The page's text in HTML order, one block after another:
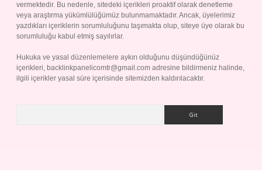
vermektedir. Bu nedenle, sitedeki içerikleri proaktif olarak denetleme
veya araştırma yükümlülüğümüz bulunmamaktadır. Ancak, üyelerimiz
yazdıkları içeriklerin sorumluluğunu taşımakta olup, siteye üye olarak bu
sorumluluğu kabul etmiş sayılırlar.
Hukuka ve yasal düzenlemelere aykırı olduğunu düşündüğünüz
içerikleri, backlinkpanelicomtr@gmail.com adresine bildirmeniz halinde,
ilgili içerikler yasal süre içerisinde sitemizden kaldırılacaktır.